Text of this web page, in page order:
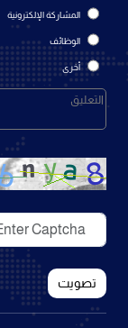
المشاركة الإلكترونية
الوظائف
أخرى
تصويت